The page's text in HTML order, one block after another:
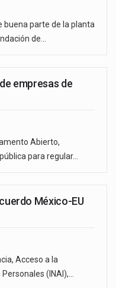
buena parte de la planta
de…
empresas de
Abierto,
para regular…
México-EU
Acceso a la
(INAI),…